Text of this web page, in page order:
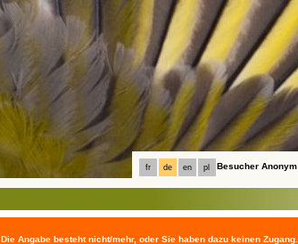
fr de en pl Besucher Anonym
Die Angabe besteht nicht/mehr, oder Sie haben dazu keinen Zugang.